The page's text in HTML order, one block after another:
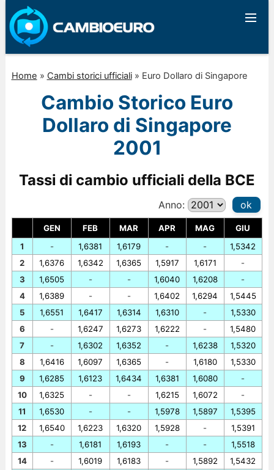
Home » Cambi storici ufficiali» Euro Dollaro di Singapore
Cambio Storico Euro
Dollaro di Singapore
2001
Tassi di cambio ufficiali della BCE
Anno: ok
GEN FEB MAR APR MAG
GIU
1
2
3
4
5
6
7
8
9
10
11
12
13
14
-
1,6376
1,6505
1,6389
1,6551
-
-
1,6416
1,6285
1,6325
1,6530
1,6540
-
-
1,6381
1,6342
-
-
1,6417
1,6247
1,6302
1,6097
1,6123
-
-
1,6223
1,6181
1,6019
1,6179
1,6365
-
-
1,6314
1,6273
1,6352
1,6365
1,6434
-
-
1,6320
1,6193
1,6183
-
1,5917
1,6040
1,6402
1,6310
1,6222
-
-
1,6381
1,6215
1,5978
1,5928
-
-
-
1,6171
1,6208
1,6294
-
-
1,6238
1,6180
1,6080
1,6072
1,5897
-
-
1,5892
1,5342
-
-
1,5445
1,5330
1,5480
1,5320
1,5330
-
-
1,5395
1,5391
1,5518
1,5432